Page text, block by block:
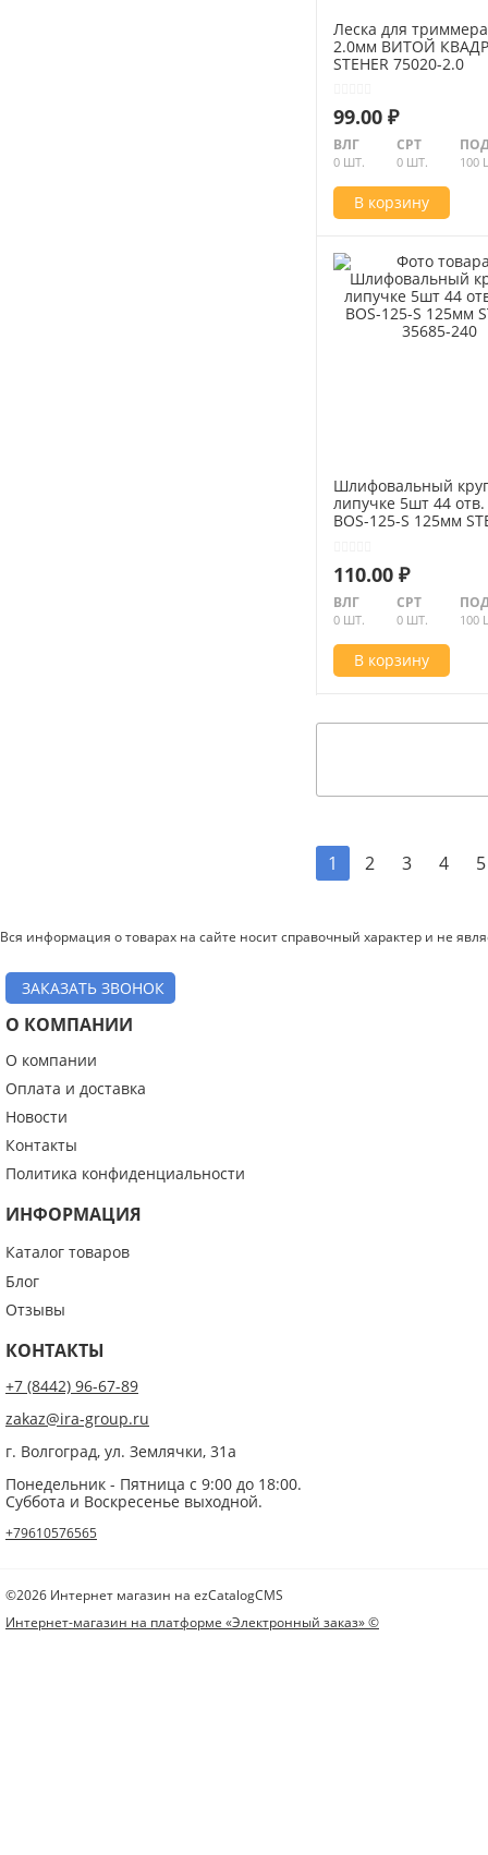
Леска для
2.0мм ВИТОЙ
STEHER 75020-2.0
99.00 ₽
ВЛГ
0 ШТ.
СРТ
0 ШТ. 100
В корзину
Шлифовальный
липучке 5шт 44
BOS-125-S 125мм
110.00 ₽
ВЛГ
0 ШТ.
СРТ
0 ШТ. 100
В корзину
1 2 3 4 5
Вся информация о товарах на сайте носит справочный характер и не
ЗАКАЗАТЬ ЗВОНОК
О КОМПАНИИ
О компании
Оплата и доставка
Новости
Контакты
Политика конфиденциальности
ИНФОРМАЦИЯ
Каталог товаров
Блог
Отзывы
КОНТАКТЫ
+7 (8442) 96-67-89
zakaz@ira-group.ru
г. Волгоград, ул. Землячки, 31а
Понедельник - Пятница с 9:00 до 18:00.
Суббота и Воскресенье выходной.
+79610576565
©2026 Интернет магазин на ezCatalogCMS
Интернет-магазин на платформе «Электронный заказ» ©